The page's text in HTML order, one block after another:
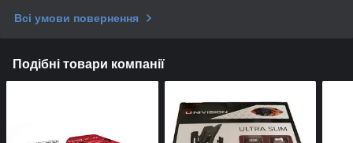
Всі умови повернення
Подібні товари компанії